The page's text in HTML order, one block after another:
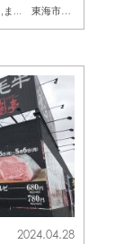
東海市
,大府市
まとめ記事
2024.04.28